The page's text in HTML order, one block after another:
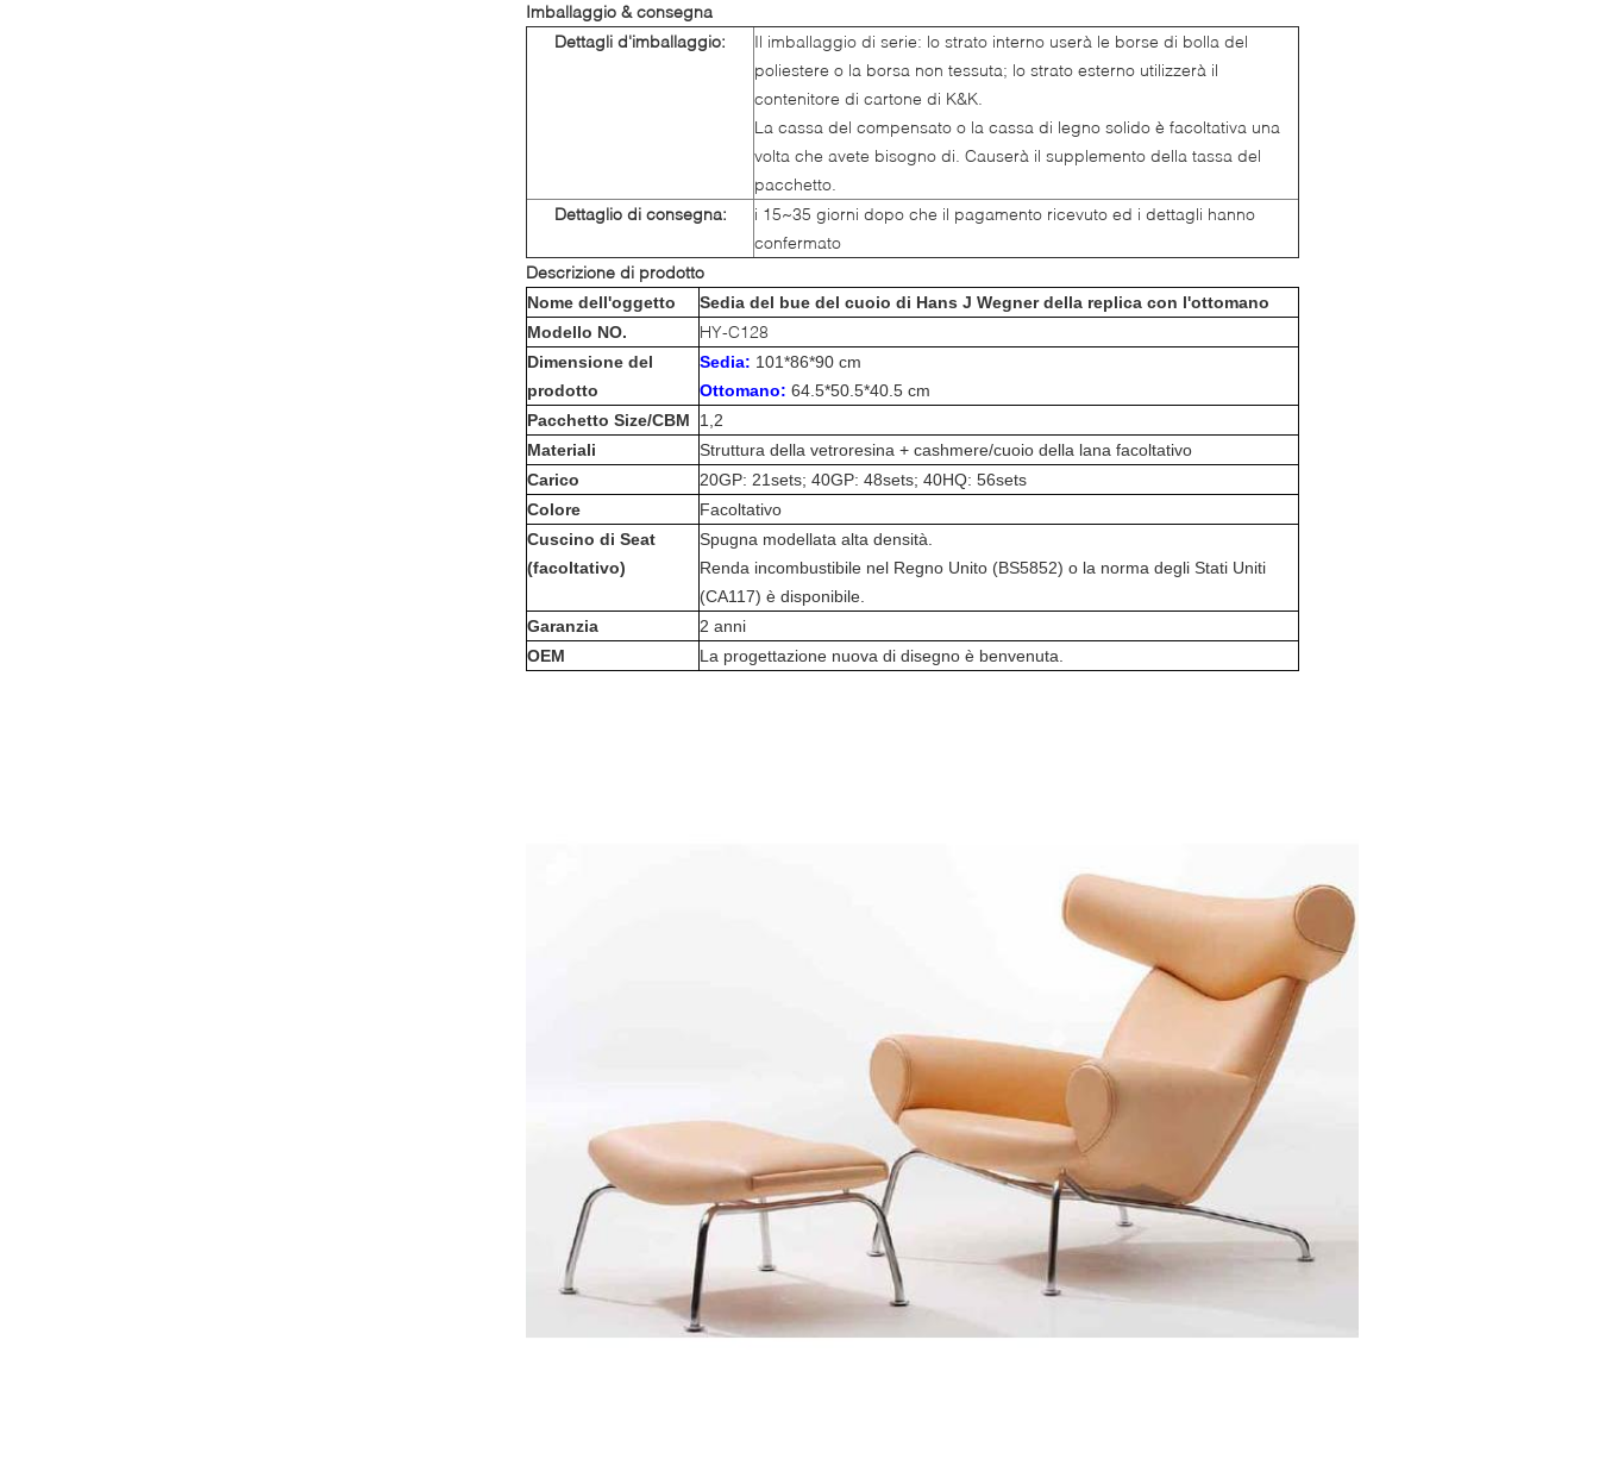
Imballaggio & consegna
Dettagli d'imballaggio:
Il imballaggio di serie: lo strato interno userà le borse di bolla del
poliestere o la borsa non tessuta; lo strato esterno utilizzerà il
contenitore di cartone di K&K.
La cassa del compensato o la cassa di legno solido è facoltativa una
volta che avete bisogno di. Causerà il supplemento della tassa del
pacchetto.
Dettaglio di consegna:
i 15~35 giorni dopo che il pagamento ricevuto ed i dettagli hanno
confermato
Descrizione di prodotto
Nome dell'oggetto
Sedia del bue del cuoio di Hans J Wegner della replica con l'ottomano
Modello NO.
HY-C128
Dimensione del
prodotto
Sedia: 101*86*90 cm
Ottomano: 64.5*50.5*40.5 cm
Pacchetto Size/CBM
1,2
Materiali
Struttura della vetroresina + cashmere/cuoio della lana facoltativo
Carico
20GP: 21sets; 40GP: 48sets; 40HQ: 56sets
Colore
Facoltativo
Cuscino di Seat
(facoltativo)
Spugna modellata alta densità.
Renda incombustibile nel Regno Unito (BS5852) o la norma degli Stati Uniti
(CA117) è disponibile.
Garanzia
2 anni
OEM
La progettazione nuova di disegno è benvenuta.